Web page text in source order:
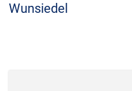
Wunsiedel